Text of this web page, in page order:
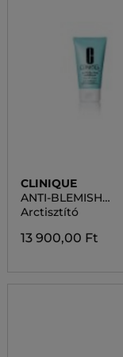
CLINIQUE
ANTI-BLEMISH
SOLUTIONS™
CLEANSING GEL
Arctisztító
13 900,00 Ft